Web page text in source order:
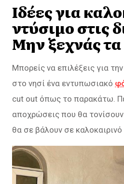
Ιδέες για
ντύσιμο στις
Μην ξεχνάς
Μπορείς να επιλέξεις για
στο νησί ένα εντυπωσιακό
cut out όπως το παρακάτω.
αποχρώσεις που θα
θα σε βάλουν σε καλοκαιρινό